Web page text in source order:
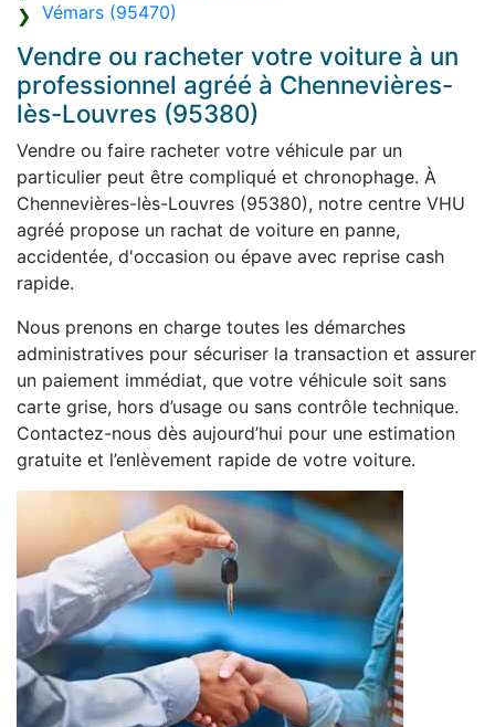
Vémars (95470)
Vendre ou racheter votre voiture à un
professionnel agréé à Chennevières-
lès-Louvres (95380)
Vendre ou faire racheter votre véhicule par un
particulier peut être compliqué et chronophage. À
Chennevières-lès-Louvres (95380), notre centre VHU
agréé propose un rachat de voiture en panne,
accidentée, d'occasion ou épave avec reprise cash
rapide.
Nous prenons en charge toutes les démarches
administratives pour sécuriser la transaction et assurer
un paiement immédiat, que votre véhicule soit sans
carte grise, hors d’usage ou sans contrôle technique.
Contactez-nous dès aujourd’hui pour une estimation
gratuite et l’enlèvement rapide de votre voiture.